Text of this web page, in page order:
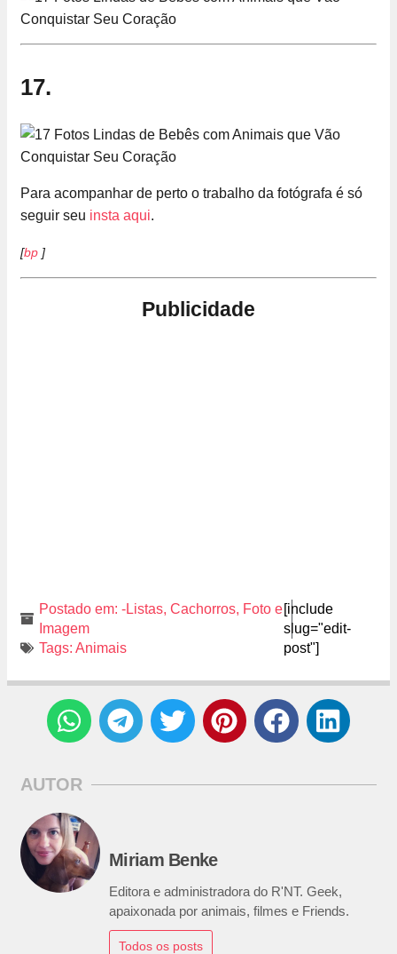
17.
Para acompanhar de perto o trabalho da fotógrafa é só
seguir seu insta aqui.
[bp ]
Publicidade
Postado em: -Listas, Cachorros, Foto e
Imagem
Tags: Animais
[include
slug="edit-
post"]
AUTOR
Miriam Benke
Editora e administradora do R'NT. Geek,
apaixonada por animais, filmes e Friends.
Todos os posts